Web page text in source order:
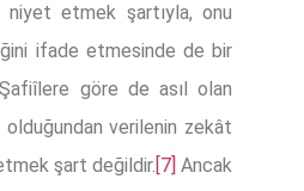
niyet etmek şartıyla, onu
ifade etmesinde de bir
Şafiîlere göre de asıl olan
verilenin zekât
şart değildir.[7] Ancak